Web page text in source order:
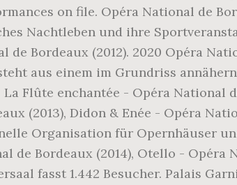
on file. Opéra National de
Nachtleben und ihre
Bordeaux (2012). 2020 Opéra
aus einem im Grundriss
Flûte enchantée - Opéra National
(2013), Didon & Enée - Opéra
Organisation für Opernhäuser
de Bordeaux (2014), Otello -
fasst 1.442 Besucher. Palais